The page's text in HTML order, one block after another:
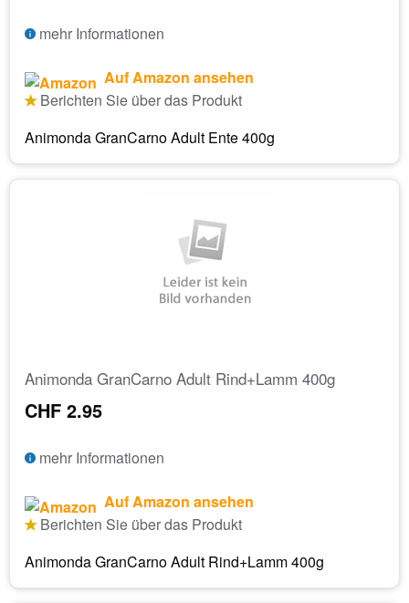
mehr Informationen
Auf Amazon ansehen
Berichten Sie über das Produkt
Animonda GranCarno Adult Ente 400g
Animonda GranCarno Adult Rind+Lamm 400g
CHF 2.95
mehr Informationen
Auf Amazon ansehen
Berichten Sie über das Produkt
Animonda GranCarno Adult Rind+Lamm 400g